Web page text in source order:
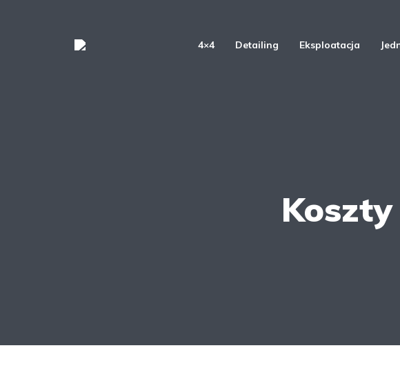
4×4 Detailing Eksploatacja